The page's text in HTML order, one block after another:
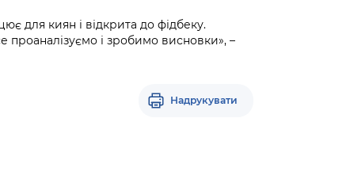
для киян і відкрита до фідбеку.
проаналізуємо і зробимо висновки», –
Надрукувати